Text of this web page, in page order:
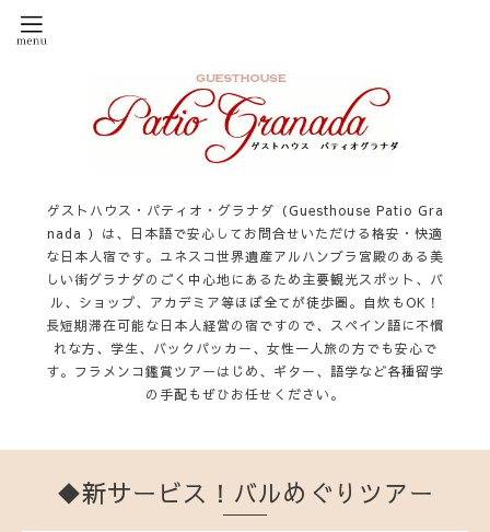
ゲストハウス・パティオ・グラナダ（Guesthouse Patio Gra
nada ）は、日本語で安心してお問合せいただける格安・快適
な日本人宿です。ユネスコ世界遺産アルハンブラ宮殿のある美
しい街グラナダのごく中心地にあるため主要観光スポット、バ
ル、ショップ、アカデミア等ほぼ全てが徒歩圏。自炊もOK！
長短期滞在可能な日本人経営の宿ですので、スペイン語に不慣
れな方、学生、バックパッカー、女性一人旅の方でも安心で
す。フラメンコ鑑賞ツアーはじめ、ギター、語学など各種留学
の手配もぜひお任せください。
◆新サービス！バルめぐりツアー